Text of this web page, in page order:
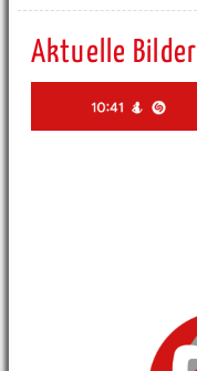
Aktuelle Bilder